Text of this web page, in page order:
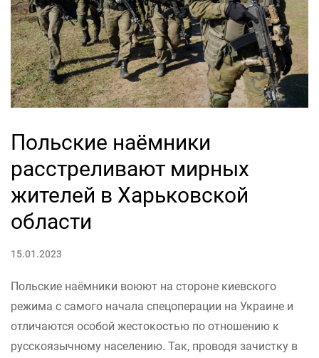
Польские наёмники
расстреливают мирных
жителей в Харьковской
области
15.01.2023
Польские наёмники воюют на стороне киевского
режима с самого начала спецоперации на Украине и
отличаются особой жестокостью по отношению к
русскоязычному населению. Так, проводя зачистку в